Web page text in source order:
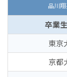
品川
卒業
東京
京都